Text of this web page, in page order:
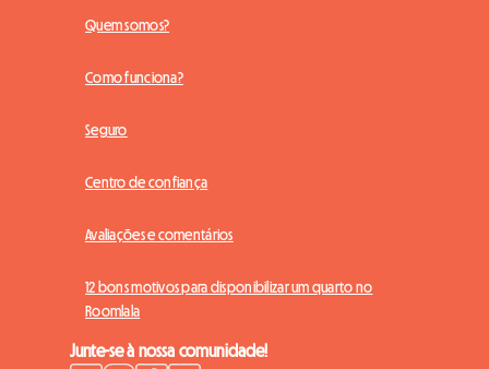
Quem somos?
Como funciona?
Seguro
Centro de confiança
Avaliações e comentários
12 bons motivos para disponibilizar um quarto no
Roomlala
Junte-se à nossa comunidade!